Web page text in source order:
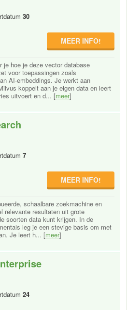
30
MEER INFO!
je hoe je deze vector database
voor toepassingen zoals
AI-embeddings. Je werkt aan
koppelt aan je eigen data en leert
uitvoert en d... [meer]
7
MEER INFO!
schaalbare zoekmachine en
relevante resultaten uit grote
soorten data kunt krijgen. In de
leg je een stevige basis om met
Je leert h... [meer]
24